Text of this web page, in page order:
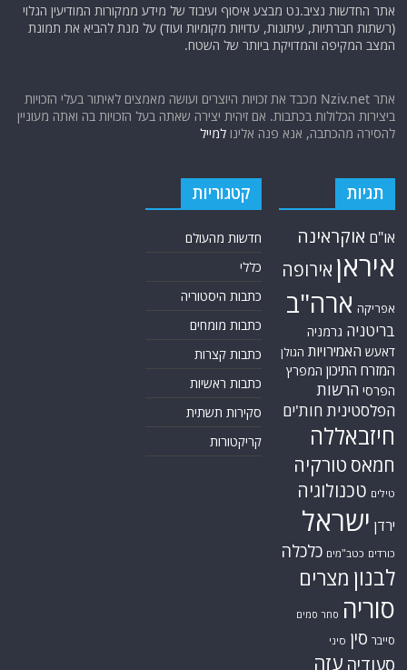
אתר החדשות נציב.נט מבצע איסוף ועיבוד של מידע ממקורות המודיעין הגלוי
(רשתות חברתיות, עיתונות, עדויות מקומיות ועוד) על מנת להביא את תמונת
המצב המקיפה והמדויקת ביותר של השטח.
אתר Nziv.net מכבד את זכויות היוצרים ועושה מאמצים לאיתור בעלי הזכויות
ביצירות הכלולות בכתבות. אם זיהית יצירה שאתה בעל הזכויות בה ואתה מעוניין
להסירה מהכתבה, אנא פנה אלינולמייל
תגיות
או"ם אוקראינה
איראן אירופה
אפריקה ארה"ב
בריטניה גרמניה
דאעש האמירויות הגולן
המזרח התיכון המפרץ
הפרסי הרשות
הפלסטינית חות'ים
חיזבאללה
חמאס טורקיה
טילים טכנולוגיה
ירדן ישראל
כורדים כטב"מים כלכלה
לבנון מצרים
סוריה סחר סמים
סייבר סין סיני
סעודיה עזה
קטגוריות
חדשות מהעולם
כללי
כתבות היסטוריה
כתבות מומחים
כתבות קצרות
כתבות ראשיות
סקירות תשתית
קריקטורות